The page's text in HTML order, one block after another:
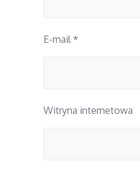
E-mail *
Witryna internetowa